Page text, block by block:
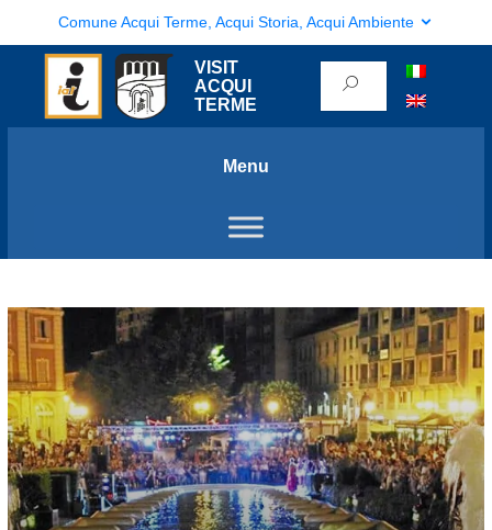
Comune Acqui Terme, Acqui Storia, Acqui Ambiente
VISIT
ACQUI
TERME
Menu